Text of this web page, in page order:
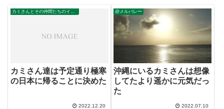
カミさん達は予定通り極寒
の日本に帰ることに決めた
2022.12.20
@メルバレー
沖縄にいるカミさんは想像
してたより遥かに元気だっ
た
2022.07.10